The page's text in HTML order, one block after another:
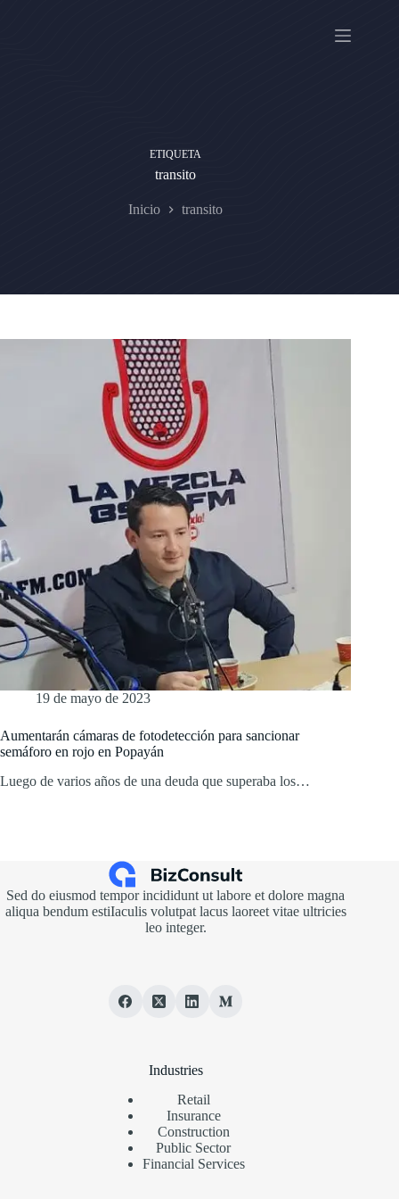
ETIQUETA
transito
Inicio transito
19 de mayo de 2023
Aumentarán cámaras de fotodetección para sancionar
semáforo en rojo en Popayán
Luego de varios años de una deuda que superaba los…
Sed do eiusmod tempor incididunt ut labore et dolore magna
aliqua bendum estiIaculis volutpat lacus laoreet vitae ultricies
leo integer.
Industries
Retail
Insurance
Construction
Public Sector
Financial Services